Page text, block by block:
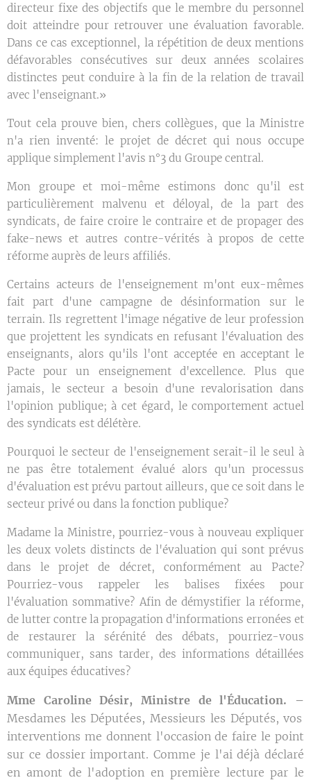
directeur fixe des objectifs que le membre du personnel
doit atteindre pour retrouver une évaluation favorable.
Dans ce cas exceptionnel, la répétition de deux mentions
défavorables consécutives sur deux années scolaires
distinctes peut conduire à la fin de la relation de travail
avec l'enseignant.»
Tout cela prouve bien, chers collègues, que la Ministre
n'a rien inventé: le projet de décret qui nous occupe
applique simplement l'avis n°3 du Groupe central.
Mon groupe et moi-même estimons donc qu'il est
particulièrement malvenu et déloyal, de la part des
syndicats, de faire croire le contraire et de propager des
fake-news et autres contre-vérités à propos de cette
réforme auprès de leurs affiliés.
Certains acteurs de l'enseignement m'ont eux-mêmes
fait part d'une campagne de désinformation sur le
terrain. Ils regrettent l'image négative de leur profession
que projettent les syndicats en refusant l'évaluation des
enseignants, alors qu'ils l'ont acceptée en acceptant le
Pacte pour un enseignement d'excellence. Plus que
jamais, le secteur a besoin d'une revalorisation dans
l'opinion publique; à cet égard, le comportement actuel
des syndicats est délétère.
Pourquoi le secteur de l'enseignement serait-il le seul à
ne pas être totalement évalué alors qu'un processus
d'évaluation est prévu partout ailleurs, que ce soit dans le
secteur privé ou dans la fonction publique?
Madame la Ministre, pourriez-vous à nouveau expliquer
les deux volets distincts de l'évaluation qui sont prévus
dans le projet de décret, conformément au Pacte?
Pourriez-vous rappeler les balises fixées pour
l'évaluation sommative? Afin de démystifier la réforme,
de lutter contre la propagation d'informations erronées et
de restaurer la sérénité des débats, pourriez-vous
communiquer, sans tarder, des informations détaillées
aux équipes éducatives?
Mme Caroline Désir, Ministre de l'Éducation. –
Mesdames les Députées, Messieurs les Députés, vos
interventions me donnent l'occasion de faire le point
sur ce dossier important. Comme je l'ai déjà déclaré
en amont de l'adoption en première lecture par le